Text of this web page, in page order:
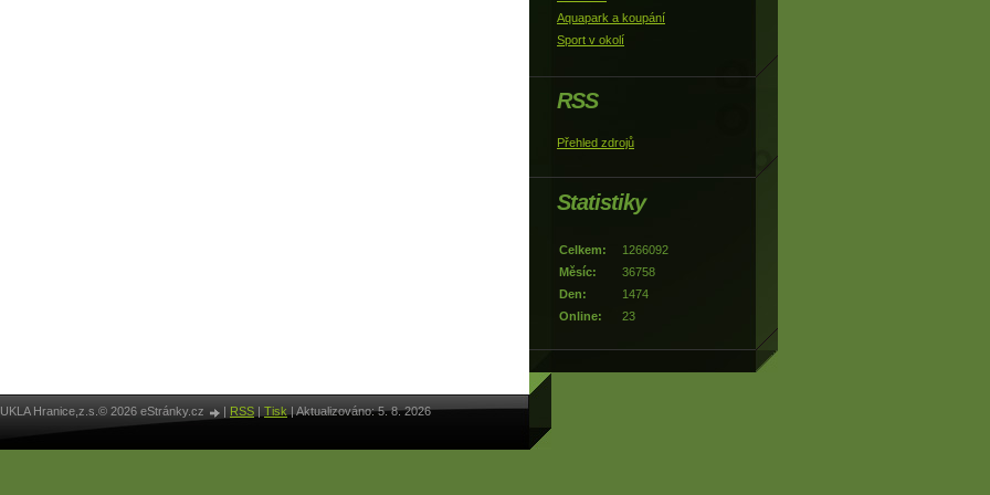
Aquapark a koupání
Sport v okolí
RSS
Přehled zdrojů
Statistiky
Online: 23
Celkem:
1266092
Měsíc:
36758
Den:
1474
Hranice,z.s.© 2026 eStránky.cz RSS Tisk Aktualizováno: 5. 8. 2026